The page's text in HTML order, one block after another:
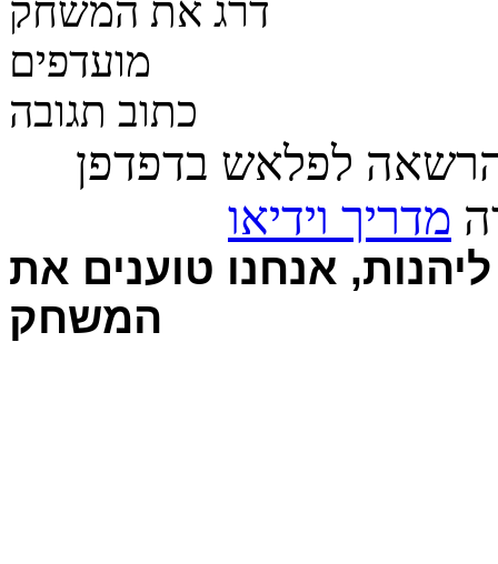
דרג את המשחק
מועדפים
כתוב תגובה
לפלאש בדפדפן
מדריך וידיאו
אנחנו טוענים את
המשחק